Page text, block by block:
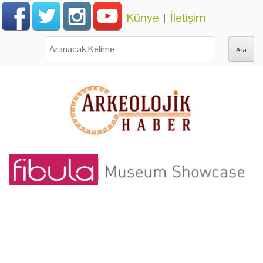
Künye | İletişim